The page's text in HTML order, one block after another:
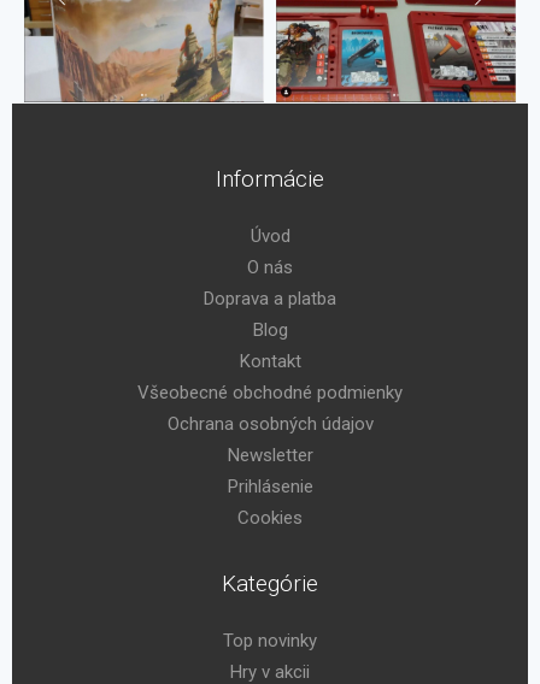
Informácie
Úvod
O nás
Doprava a platba
Blog
Kontakt
Všeobecné obchodné podmienky
Ochrana osobných údajov
Newsletter
Prihlásenie
Cookies
Kategórie
Top novinky
Hry v akcii